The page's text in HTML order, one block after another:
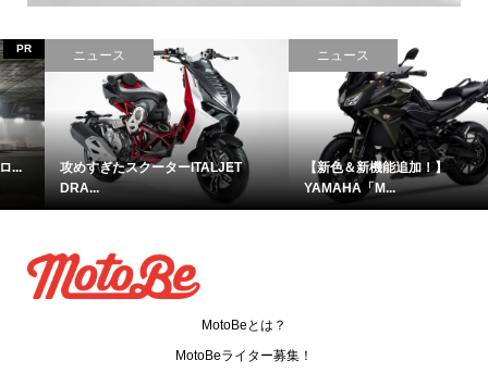
ニュース
【新色＆新機能追加！】
YAMAHA「M...
【動画あり】日本のヘルメットの...
MotoBeとは？
MotoBeライター募集！